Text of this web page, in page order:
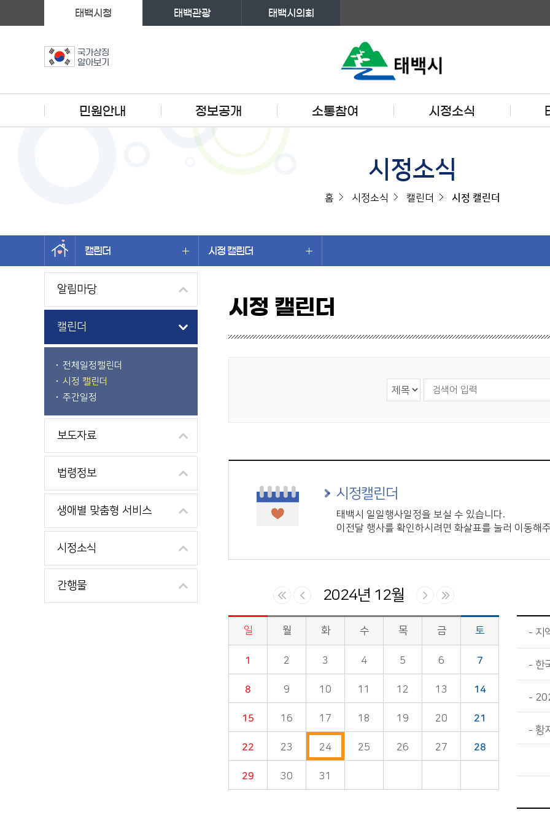
국가상징
알아보기
태백시청 태백관광 태백시의회
민원안내 정보공개 소통참여 시정소식
시정소식
홈 시정소식 캘린더 시정 캘린더
캘린더 시정 캘린더
왼쪽메뉴
알림마당
캘린더
전체일정캘린더
시정 캘린더
주간일정
보도자료
법령정보
생애별 맞춤형 서비스
시정소식
간행물
시정 캘린더
시정캘린더
태백시 일일행사일정을 보실 수 있습니다.
이전달 행사를 확인하시려면 화살표를 눌러 이동해
2024년 12월
시정소식>시정 캘린더 게시판의 (2024년 12월) 달력형태로 일정명, 일정내용을 제공합니다.
일 월 화 수 목 금 토
1 2 3 4 5 6 7
8 9 10 11 12 13 14
15 16 17 18 19 20 21
22 23 24 25 26 27 28
29 30 31
지
한
황